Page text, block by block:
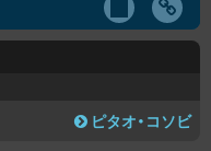
ピタオ・コソビ